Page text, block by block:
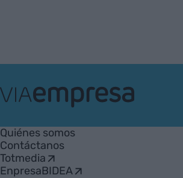
Empresa
Quiénes somos
Contáctanos
Totmedia
EnpresaBIDEA